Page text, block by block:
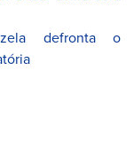
defronta o